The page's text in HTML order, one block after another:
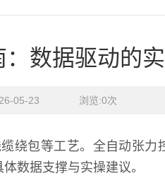
数据驱动的
05-23    浏览:0次
绕包等工艺。全自动张
数据支撑与实操建议。